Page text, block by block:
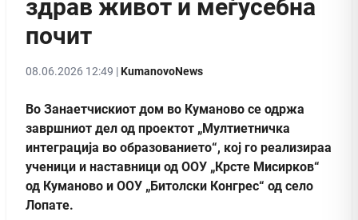
здрав живот и меѓусебна
почит
08.06.2026 12:49 |KumanovoNews
Во Занаетчискиот дом во Куманово се одржа
завршниот дел од проектот „Мултиетничка
интеграција во образованието“, кој го реализираа
ученици и наставници од ООУ „Крсте Мисирков“
од Куманово и ООУ „Битолски Конгрес“ од село
Лопате.